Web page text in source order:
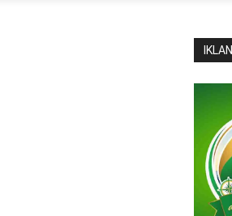
IKLAN